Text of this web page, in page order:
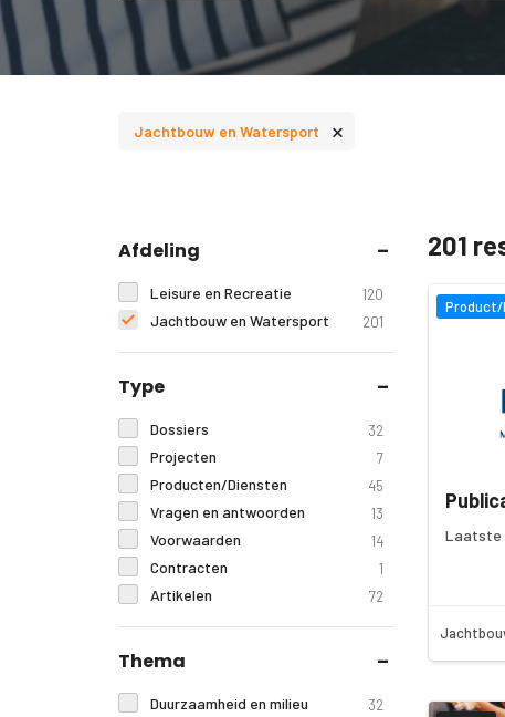
Jachtbouw en Watersport ×
Afdeling
Leisure en Recreatie 120
Jachtbouw en Watersport 201
Type
Dossiers 32
Projecten 7
Producten/Diensten 45
Vragen en antwoorden 13
Voorwaarden 14
Contracten 1
Artikelen 72
Thema
Duurzaamheid en milieu 32
201
Product/
Laatste